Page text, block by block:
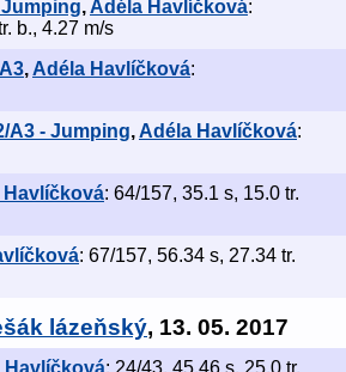
,Adéla Havlíčková:
b., 4.27 m/s
, Adéla Havlíčková:
A3 - Jumping,Adéla Havlíčková:
Havlíčková: 64/157, 35.1 s, 15.0 tr.
: 67/157, 56.34 s, 27.34 tr.
lázeňský, 13. 05. 2017